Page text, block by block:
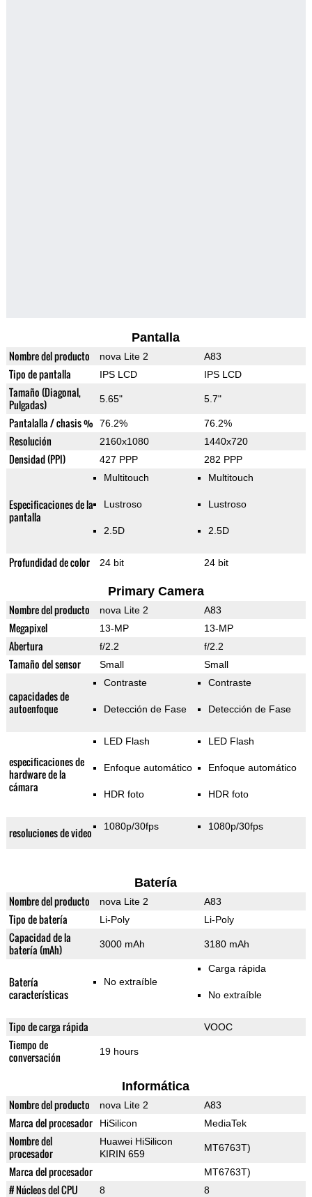
Pantalla
Nombre del producto nova Lite 2 A83
Tipo de pantalla IPS LCD IPS LCD
Tamaño (Diagonal,
Pulgadas)
5.65" 5.7"
Pantalalla / chasis % 76.2% 76.2%
Resolución 2160x1080 1440x720
Densidad (PPI) 427 PPP 282 PPP
Especificaciones de la
pantalla
Multitouch
Lustroso
2.5D
Multitouch
Lustroso
2.5D
Profundidad de color 24 bit 24 bit
Primary Camera
Nombre del producto nova Lite 2 A83
Megapixel 13-MP 13-MP
Abertura f/2.2 f/2.2
Tamaño del sensor Small Small
capacidades de
autoenfoque
Contraste
Detección de Fase
Contraste
Detección de Fase
especificaciones de
hardware de la
cámara
LED Flash
Enfoque automático
HDR foto
LED Flash
Enfoque automático
HDR foto
resoluciones de video 1080p/30fps 1080p/30fps
Batería
Nombre del producto nova Lite 2 A83
Tipo de batería Li-Poly Li-Poly
Capacidad de la
batería (mAh)
3000 mAh 3180 mAh
Batería
características
No extraíble
Carga rápida
No extraíble
Tipo de carga rápida VOOC
Tiempo de
conversación
19 hours
Informática
Nombre del producto nova Lite 2 A83
Marca del procesador HiSilicon MediaTek
Nombre del
procesador
Huawei HiSilicon
KIRIN 659
MT6763T)
Marca del procesador MT6763T)
# Núcleos del CPU 8 8